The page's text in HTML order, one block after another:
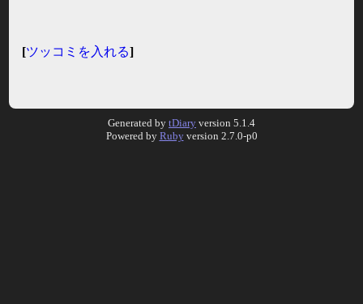
[ツッコミを入れる]
Generated by tDiary version 5.1.4
Powered by Rubyversion 2.7.0-p0